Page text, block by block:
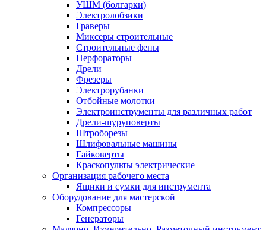
УШМ (болгарки)
Электролобзики
Граверы
Миксеры строительные
Строительные фены
Перфораторы
Дрели
Фрезеры
Электрорубанки
Отбойные молотки
Электроинструменты для различных работ
Дрели-шуруповерты
Штроборезы
Шлифовальные машины
Гайковерты
Краскопульты электрические
Организация рабочего места
Ящики и сумки для инструмента
Оборудование для мастерской
Компрессоры
Генераторы